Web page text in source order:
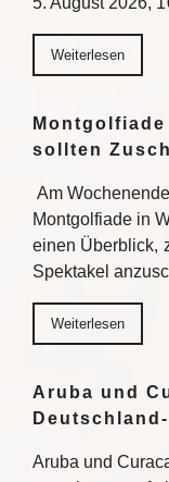
Weiterlesen
sollten
Am
Montgolfiade in
einen Überblick,
Spektakel
Weiterlesen
Aruba und
Aruba und